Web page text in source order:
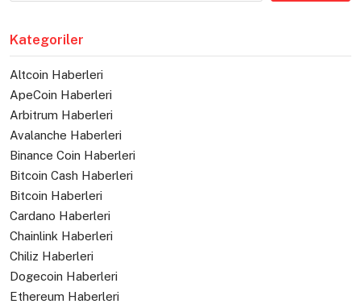
Kategoriler
Altcoin Haberleri
ApeCoin Haberleri
Arbitrum Haberleri
Avalanche Haberleri
Binance Coin Haberleri
Bitcoin Cash Haberleri
Bitcoin Haberleri
Cardano Haberleri
Chainlink Haberleri
Chiliz Haberleri
Dogecoin Haberleri
Ethereum Haberleri